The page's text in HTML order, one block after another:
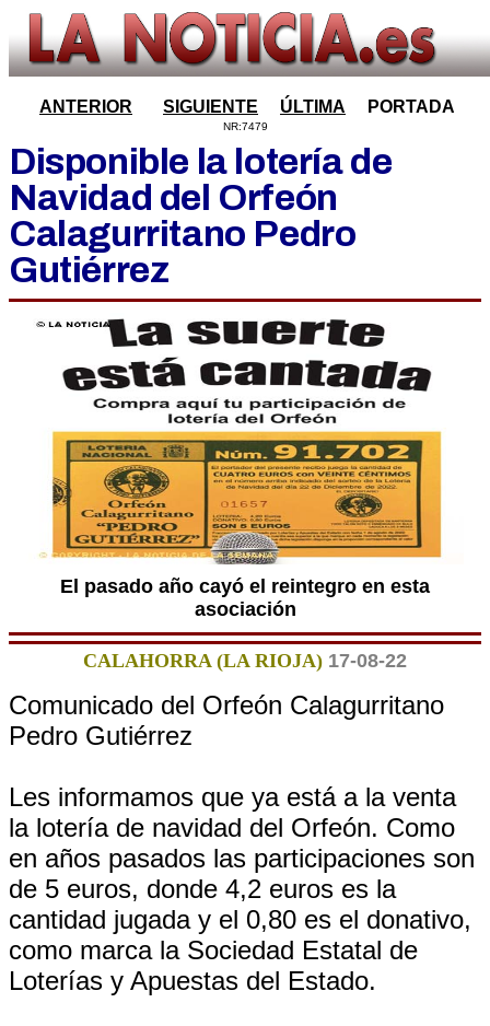
ANTERIOR SIGUIENTE ÚLTIMA PORTADA
NR:7479
Disponible la lotería de
Navidad del Orfeón
Calagurritano Pedro
Gutiérrez
El pasado año cayó el reintegro en esta
asociación
CALAHORRA (LA RIOJA) 17-08-22
Comunicado del Orfeón Calagurritano
Pedro Gutiérrez
Les informamos que ya está a la venta
la lotería de navidad del Orfeón. Como
en años pasados las participaciones son
de 5 euros, donde 4,2 euros es la
cantidad jugada y el 0,80 es el donativo,
como marca la Sociedad Estatal de
Loterías y Apuestas del Estado.